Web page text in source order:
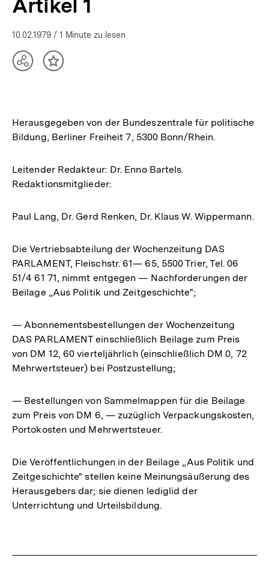
Artikel 1
10.02.1979 / 1 Minute zu lesen
TeilenInhalt
Herausgegeben von der Bundeszentrale für politische
Bildung, Berliner Freiheit 7, 5300 Bonn/Rhein.
Leitender Redakteur: Dr. Enno Bartels.
Redaktionsmitglieder:
Paul Lang, Dr. Gerd Renken, Dr. Klaus W. Wippermann.
Die Vertriebsabteilung der Wochenzeitung DAS
PARLAMENT, Fleischstr. 61— 65, 5500 Trier, Tel. 06
51/4 61 71, nimmt entgegen — Nachforderungen der
Beilage „Aus Politik und Zeitgeschichte";
— Abonnementsbestellungen der Wochenzeitung
DAS PARLAMENT einschließlich Beilage zum Preis
von DM 12, 60 vierteljährlich (einschließlich DM 0, 72
Mehrwertsteuer) bei Postzustellung;
— Bestellungen von Sammelmappen für die Beilage
zum Preis von DM 6, — zuzüglich Verpackungskosten,
Portokosten und Mehrwertsteuer.
Die Veröffentlichungen in der Beilage „Aus Politik und
Zeitgeschichte" stellen keine Meinungsäußerung des
Herausgebers dar; sie dienen lediglid der
Unterrichtung und Urteilsbildung.